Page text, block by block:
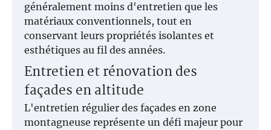
généralement moins d'entretien que les
matériaux conventionnels, tout en
conservant leurs propriétés isolantes et
esthétiques au fil des années.
Entretien et rénovation des
façades en altitude
L'entretien régulier des façades en zone
montagneuse représente un défi majeur pour